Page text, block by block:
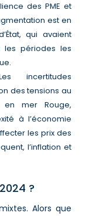
des PME et
est en
qui avaient
les périodes les
incertitudes
des tensions au
en mer Rouge,
à l’économie
les prix des
l’inflation et
?
Alors que